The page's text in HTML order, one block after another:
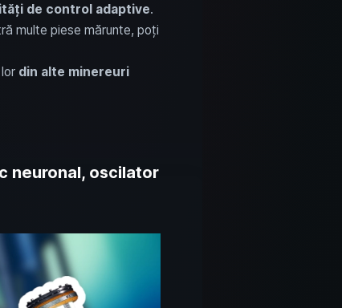
de control adaptive.
multe piese mărunte, poți
din alte minereuri
neuronal, oscilator